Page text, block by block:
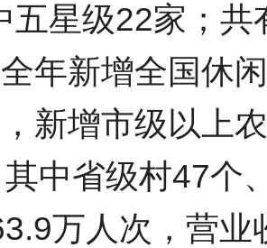
五星级22家；
年新增全国休
新增市级以上
中省级村47个
万人次，营